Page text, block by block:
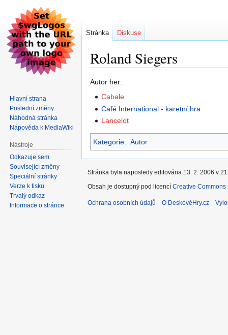
Roland Siegers
Skočit
Skočit
Autor her:
Cabale
Café International - karetní hra
Lancelot
Kategorie: Autor
Stránka Diskuse
Hlavní strana
Poslední změny
Náhodná stránka
Nápověda k MediaWiki
Nástroje
Odkazuje sem
Související změny
Speciální stránky
Verze k tisku
Trvalý odkaz
Informace o stránce
Stránka byla naposledy editována 13. 2. 2006 v
Obsah je dostupný pod licencí Creative
Ochrana osobních údajů O DeskovéHry.cz